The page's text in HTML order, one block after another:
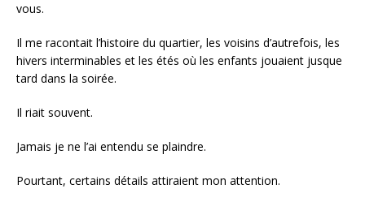
vous.
Il me racontait l’histoire du quartier, les voisins d’autrefois, les
hivers interminables et les étés où les enfants jouaient jusque
tard dans la soirée.
Il riait souvent.
Jamais je ne l’ai entendu se plaindre.
Pourtant, certains détails attiraient mon attention.